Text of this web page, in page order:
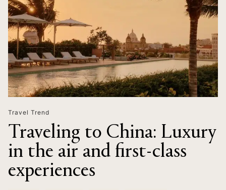
Travel Trend
Traveling to China: Luxury
in the air and first-class
experiences